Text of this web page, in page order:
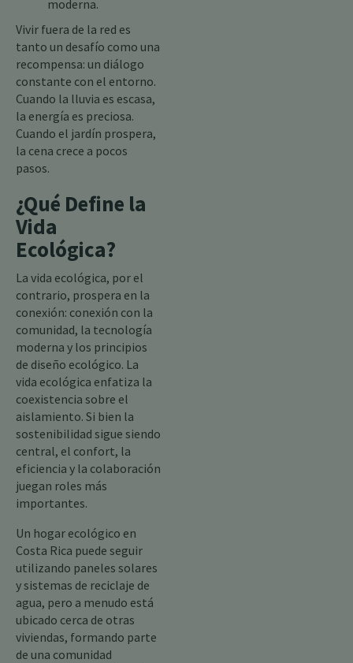
moderna.
Vivir fuera de la red es
tanto un desafío como una
recompensa: un diálogo
constante con el entorno.
Cuando la lluvia es escasa,
la energía es preciosa.
Cuando el jardín prospera,
la cena crece a pocos
pasos.
¿Qué Define la
Vida
Ecológica?
La vida ecológica, por el
contrario, prospera en la
conexión: conexión con la
comunidad, la tecnología
moderna y los principios
de diseño ecológico. La
vida ecológica enfatiza la
coexistencia sobre el
aislamiento. Si bien la
sostenibilidad sigue siendo
central, el confort, la
eficiencia y la colaboración
juegan roles más
importantes.
Un hogar ecológico en
Costa Rica puede seguir
utilizando paneles solares
y sistemas de reciclaje de
agua, pero a menudo está
ubicado cerca de otras
viviendas, formando parte
de una comunidad